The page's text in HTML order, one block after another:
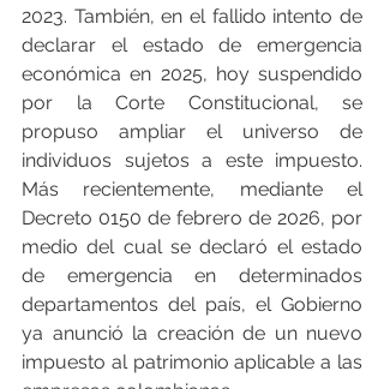
2023. También, en el fallido intento de
declarar el estado de emergencia
económica en 2025, hoy suspendido
por la Corte Constitucional, se
propuso ampliar el universo de
individuos sujetos a este impuesto.
Más recientemente, mediante el
Decreto 0150 de febrero de 2026, por
medio del cual se declaró el estado
de emergencia en determinados
departamentos del país, el Gobierno
ya anunció la creación de un nuevo
impuesto al patrimonio aplicable a las